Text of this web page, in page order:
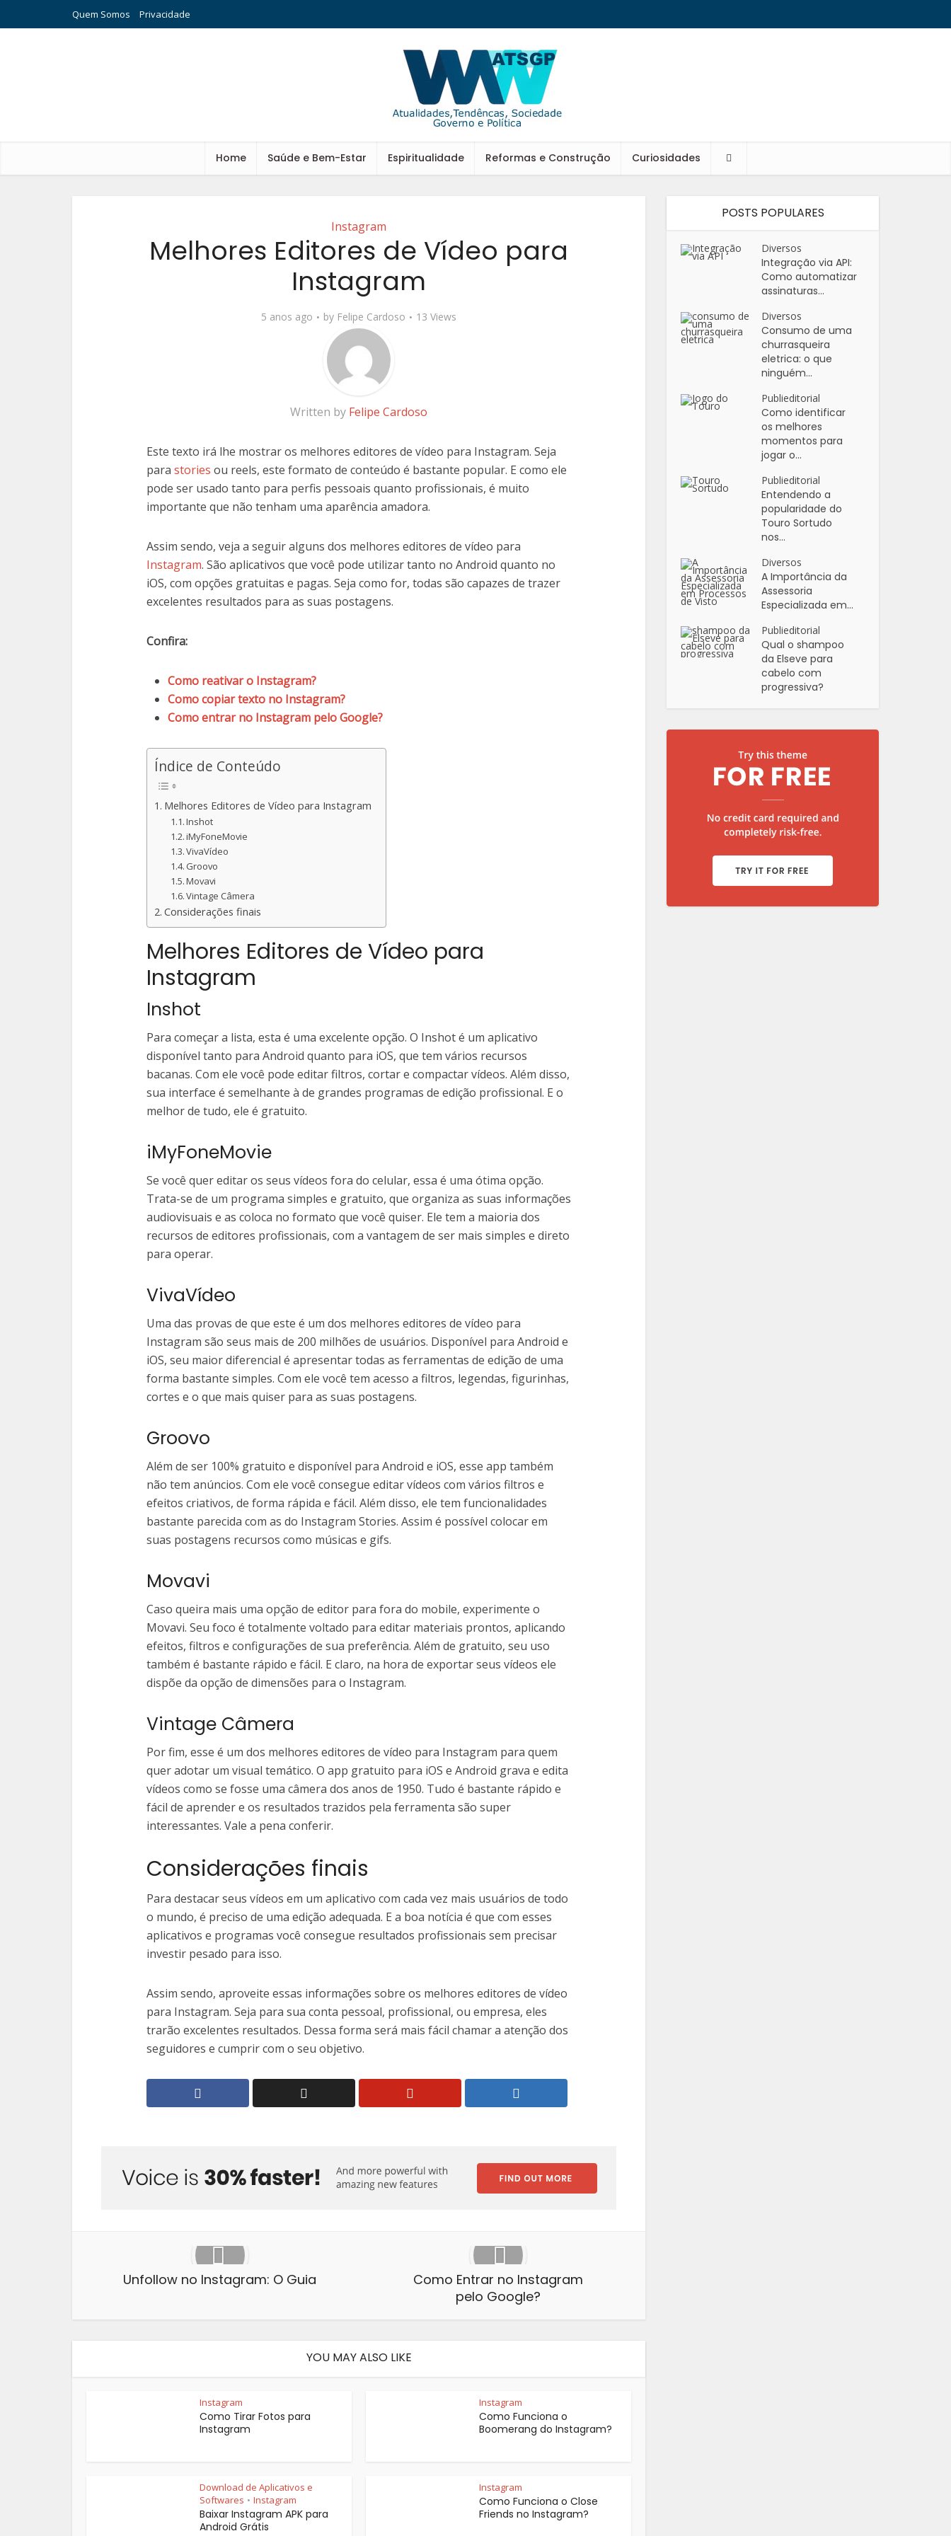
Quem Somos Privacidade
Home Saúde e Bem-Estar Espiritualidade Reformas e Construção Curiosidades
Instagram
Melhores Editores de Vídeo para
Instagram
5 anos ago by Felipe Cardoso 13 Views
Written by Felipe Cardoso
Este texto irá lhe mostrar os melhores editores de vídeo para Instagram. Seja
para stories ou reels, este formato de conteúdo é bastante popular. E como ele
pode ser usado tanto para perfis pessoais quanto profissionais, é muito
importante que não tenham uma aparência amadora.
Assim sendo, veja a seguir alguns dos melhores editores de vídeo para
Instagram. São aplicativos que você pode utilizar tanto no Android quanto no
iOS, com opções gratuitas e pagas. Seja como for, todas são capazes de trazer
excelentes resultados para as suas postagens.
Confira:
Como reativar o Instagram?
Como copiar texto no Instagram?
Como entrar no Instagram pelo Google?
Índice de Conteúdo
Melhores Editores de Vídeo para Instagram
Inshot
iMyFoneMovie
VivaVídeo
Groovo
Movavi
Vintage Câmera
Considerações finais
Melhores Editores de Vídeo para
Instagram
Inshot
Para começar a lista, esta é uma excelente opção. O Inshot é um aplicativo
disponível tanto para Android quanto para iOS, que tem vários recursos
bacanas. Com ele você pode editar filtros, cortar e compactar vídeos. Além disso,
sua interface é semelhante à de grandes programas de edição profissional. E o
melhor de tudo, ele é gratuito.
iMyFoneMovie
Se você quer editar os seus vídeos fora do celular, essa é uma ótima opção.
Trata-se de um programa simples e gratuito, que organiza as suas informações
audiovisuais e as coloca no formato que você quiser. Ele tem a maioria dos
recursos de editores profissionais, com a vantagem de ser mais simples e direto
para operar.
VivaVídeo
Uma das provas de que este é um dos melhores editores de vídeo para
Instagram são seus mais de 200 milhões de usuários. Disponível para Android e
iOS, seu maior diferencial é apresentar todas as ferramentas de edição de uma
forma bastante simples. Com ele você tem acesso a filtros, legendas, figurinhas,
cortes e o que mais quiser para as suas postagens.
Groovo
Além de ser 100% gratuito e disponível para Android e iOS, esse app também
não tem anúncios. Com ele você consegue editar vídeos com vários filtros e
efeitos criativos, de forma rápida e fácil. Além disso, ele tem funcionalidades
bastante parecida com as do Instagram Stories. Assim é possível colocar em
suas postagens recursos como músicas e gifs.
Movavi
Caso queira mais uma opção de editor para fora do mobile, experimente o
Movavi. Seu foco é totalmente voltado para editar materiais prontos, aplicando
efeitos, filtros e configurações de sua preferência. Além de gratuito, seu uso
também é bastante rápido e fácil. E claro, na hora de exportar seus vídeos ele
dispõe da opção de dimensões para o Instagram.
Vintage Câmera
Por fim, esse é um dos melhores editores de vídeo para Instagram para quem
quer adotar um visual temático. O app gratuito para iOS e Android grava e edita
vídeos como se fosse uma câmera dos anos de 1950. Tudo é bastante rápido e
fácil de aprender e os resultados trazidos pela ferramenta são super
interessantes. Vale a pena conferir.
Considerações finais
Para destacar seus vídeos em um aplicativo com cada vez mais usuários de todo
o mundo, é preciso de uma edição adequada. E a boa notícia é que com esses
aplicativos e programas você consegue resultados profissionais sem precisar
investir pesado para isso.
Assim sendo, aproveite essas informações sobre os melhores editores de vídeo
para Instagram. Seja para sua conta pessoal, profissional, ou empresa, eles
trarão excelentes resultados. Dessa forma será mais fácil chamar a atenção dos
seguidores e cumprir com o seu objetivo.
Unfollow no Instagram: O Guia
Como Entrar no Instagram
pelo Google?
YOU MAY ALSO LIKE
Instagram
Como Tirar Fotos para
Instagram
Instagram
Como Funciona o
Boomerang do Instagram?
Download de Aplicativos e
Softwares • Instagram
Baixar Instagram APK para
Android Grátis
Instagram
Como Funciona o Close
Friends no Instagram?
POSTS POPULARES
Diversos
Integração via API:
Como automatizar
assinaturas...
Diversos
Consumo de uma
churrasqueira
eletrica: o que
ninguém...
Publieditorial
Como identificar
os melhores
momentos para
jogar o...
Publieditorial
Entendendo a
popularidade do
Touro Sortudo
nos...
Diversos
A Importância da
Assessoria
Especializada em...
Publieditorial
Qual o shampoo
da Elseve para
cabelo com
progressiva?